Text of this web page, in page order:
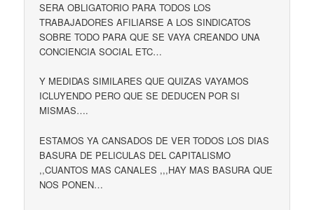
SERA OBLIGATORIO PARA TODOS LOS
TRABAJADORES AFILIARSE A LOS SINDICATOS
SOBRE TODO PARA QUE SE VAYA CREANDO UNA
CONCIENCIA SOCIAL ETC…
Y MEDIDAS SIMILARES QUE QUIZAS VAYAMOS
ICLUYENDO PERO QUE SE DEDUCEN POR SI
MISMAS….
ESTAMOS YA CANSADOS DE VER TODOS LOS DIAS
BASURA DE PELICULAS DEL CAPITALISMO
,,CUANTOS MAS CANALES ,,,HAY MAS BASURA QUE
NOS PONEN…